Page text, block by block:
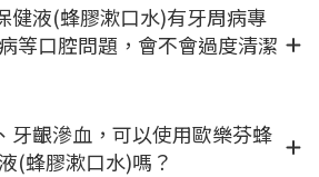
健液(蜂膠漱口水)有牙周病專
等口腔問題，會不會過度清潔
牙齦滲血，可以使用歐樂芬蜂
(蜂膠漱口水)嗎？